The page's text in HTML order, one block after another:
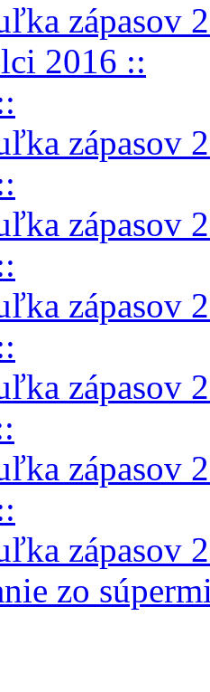
zápasov
2016 ::
zápasov
zápasov
zápasov
zápasov
zápasov
zápasov
zo